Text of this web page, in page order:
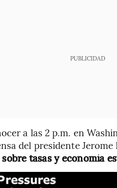
PUBLICIDAD
a las 2 p.m. en
del presidente Jerome
tasas y economía